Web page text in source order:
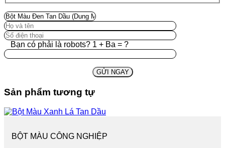
Bạn có phải là robots? 1 + Ba = ?
Sản phẩm tương tự
BỘT MÀU CÔNG NGHIỆP